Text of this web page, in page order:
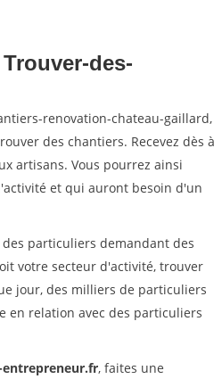
des-
renovation-chateau-gaillard,
des chantiers. Recevez dès à
artisans. Vous pourrez ainsi
et qui auront besoin d'un
particuliers demandant des
votre secteur d'activité, trouver
jour, des milliers de particuliers
en relation avec des particuliers
, faites une